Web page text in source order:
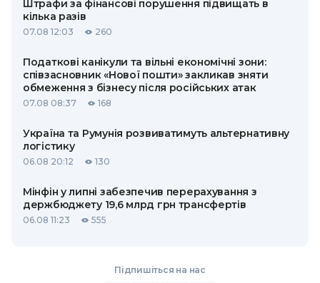
Штрафи за фінансові порушення підвищать в
кілька разів
07.08 12:03 260
Податкові канікули та вільні економічні зони:
співзасновник «Нової пошти» закликав зняти
обмеження з бізнесу після російських атак
07.08 08:37 168
Україна та Румунія розвиватимуть альтернативну
логістику
06.08 20:12 130
Мінфін у липні забезпечив перерахування з
держбюджету 19,6 млрд грн трансфертів
06.08 11:23 555
Підпишіться на нас